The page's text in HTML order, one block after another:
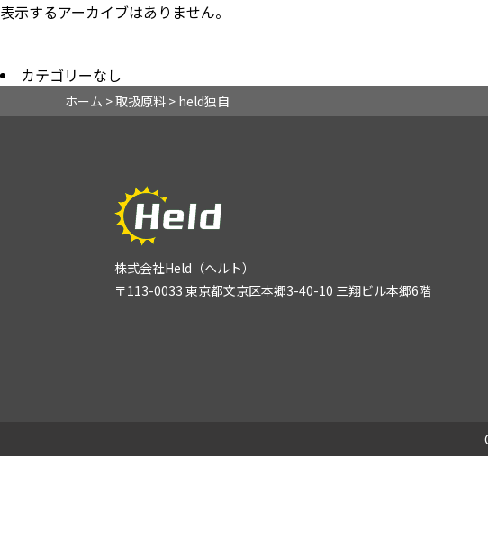
表示するアーカイブはありません。
カテゴリーなし
ホーム >取扱原料 > held独自
株式会社Held（ヘルト）
〒113-0033 東京都文京区本郷3-40-10 三翔ビル本郷6階